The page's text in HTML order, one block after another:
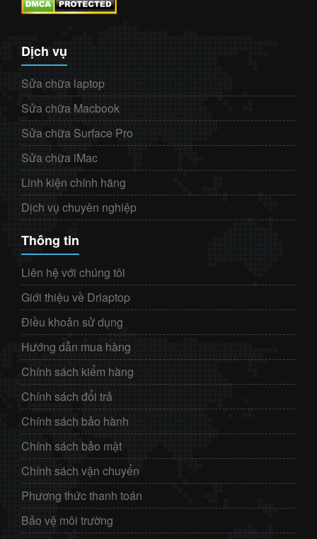
Dịch vụ
Sửa chữa laptop
Sửa chữa Macbook
Sửa chữa Surface Pro
Sửa chữa iMac
Linh kiện chính hãng
Dịch vụ chuyên nghiệp
Thông tin
Liên hệ với chúng tôi
Giới thiệu về Drlaptop
Điều khoản sử dụng
Hướng dẫn mua hàng
Chính sách kiểm hàng
Chính sách đổi trả
Chính sách bảo hành
Chính sách bảo mật
Chính sách vận chuyển
Phương thức thanh toán
Bảo vệ môi trường